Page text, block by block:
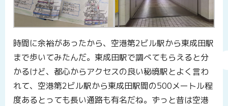
時間に余裕があったから、空港第2ビル駅から東成田駅
まで歩いてみたんだ。東成田駅で調べてもらえると分
かるけど、都心からアクセスの良い秘境駅とよく言わ
れて、空港第2ビル駅から東成田駅間の500メートル程
度あるとっても長い通路も有名だね。ずっと昔は空港